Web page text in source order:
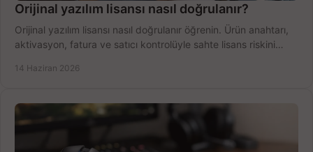
Orijinal yazılım lisansı nasıl doğrulanır?
Orijinal yazılım lisansı nasıl doğrulanır öğrenin. Ürün anahtarı,
aktivasyon, fatura ve satıcı kontrolüyle sahte lisans riskini
14 Haziran 2026